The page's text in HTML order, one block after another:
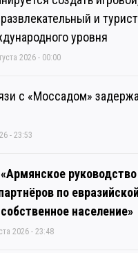
и
уровня
2026 - 00:00
с «Моссадом»
- 23:53
руководство
по евразийской
население»
2026 - 23:48